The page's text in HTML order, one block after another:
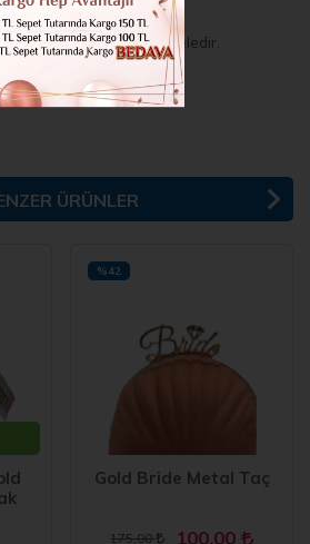
1. sınıf saten kurdeledir.
ÜRÜNLER
Gold Bride Metal Taç
175,00 100,00
%42